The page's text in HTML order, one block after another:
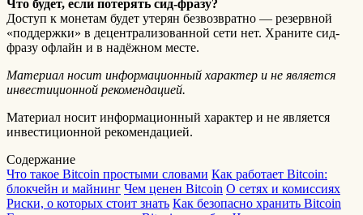
Что будет, если потерять сид-фразу?
Доступ к монетам будет утерян безвозвратно — резервной
«поддержки» в децентрализованной сети нет. Храните сид-
фразу офлайн и в надёжном месте.
Материал носит информационный характер и не является
инвестиционной рекомендацией.
Материал носит информационный характер и не является
инвестиционной рекомендацией.
Содержание
Что такое Bitcoin простыми словами Как работает Bitcoin:
блокчейн и майнинг Чем ценен Bitcoin О сетях и комиссиях
Риски, о которых стоит знать Как безопасно хранить Bitcoin